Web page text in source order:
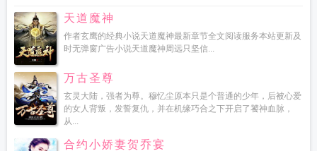
天道魔神
作者玄鹰的经典小说天道魔神最新章节全文阅读服务本站更新及
时无弹窗广告小说天道魔神周远只坚信...
万古圣尊
玄灵大陆，强者为尊。穆忆尘原本只是个普通的少年，后被心爱
的女人背叛，发誓复仇，并在机缘巧合之下开启了饕神血脉，
从...
合约小娇妻贺乔宴